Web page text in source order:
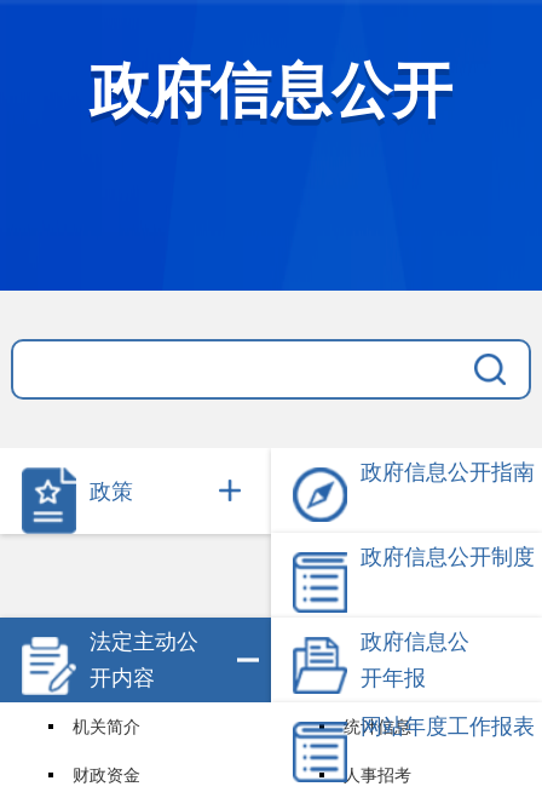
政府信息公开
政策
政府信息公开指南
政府信息公开制度
法定主动公
开内容
机关简介 统计信息
财政资金 人事招考
政府信息公
开年报
网站年度工作报表